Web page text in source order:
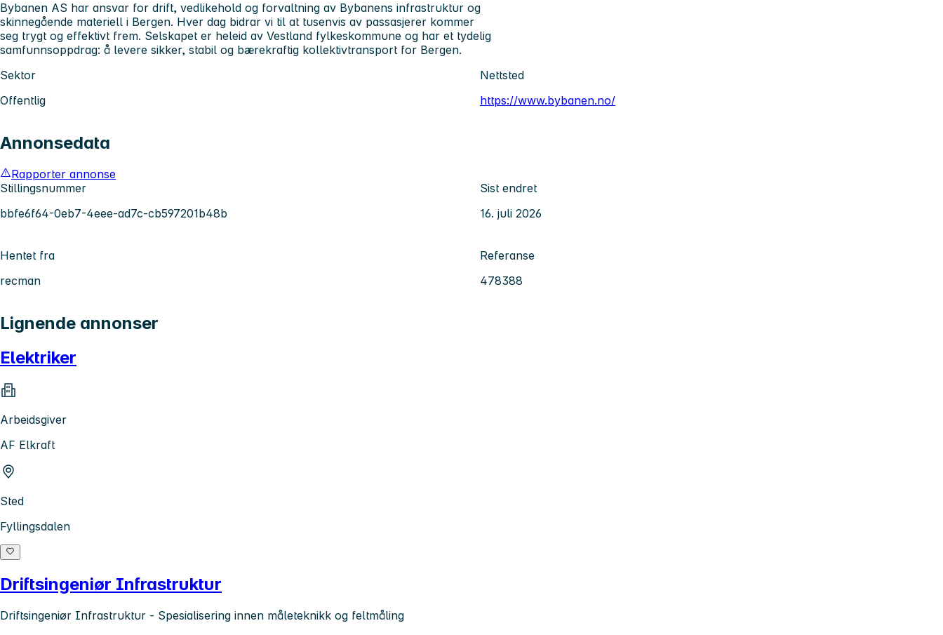
Bybanen AS har ansvar for drift, vedlikehold og forvaltning av Bybanens infrastruktur og
skinnegående materiell i Bergen. Hver dag bidrar vi til at tusenvis av passasjerer kommer
seg trygt og effektivt frem. Selskapet er heleid av Vestland fylkeskommune og har et tydelig
samfunnsoppdrag: å levere sikker, stabil og bærekraftig kollektivtransport for Bergen.
Sektor
Offentlig
Nettsted
https://www.bybanen.no/
Annonsedata
Rapporter annonse
Stillingsnummer
bbfe6f64-0eb7-4eee-ad7c-cb597201b48b
Sist endret
16. juli 2026
Hentet fra
recman
Referanse
478388
Lignende annonser
Elektriker
Arbeidsgiver
AF Elkraft
Sted
Fyllingsdalen
Driftsingeniør Infrastruktur
Driftsingeniør Infrastruktur - Spesialisering innen måleteknikk og feltmåling